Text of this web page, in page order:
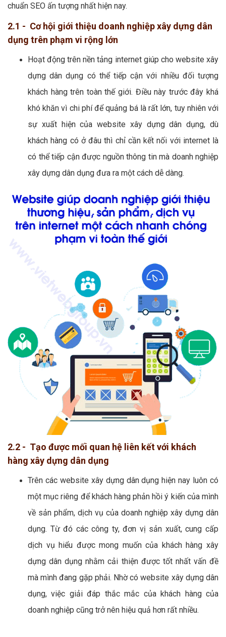
chuẩn SEO ấn tượng nhất hiện nay.
2.1 - Cơ hội giới thiệu doanh nghiệp xây dựng dân
dụng trên phạm vi rộng lớn
Hoạt động trên nền tảng internet giúp cho website xây
dựng dân dụng có thể tiếp cận với nhiều đối tượng
khách hàng trên toàn thế giới. Điều này trước đây khá
khó khăn vì chi phí để quảng bá là rất lớn, tuy nhiên với
sự xuất hiện của website xây dựng dân dụng, dù
khách hàng có ở đâu thì chỉ cần kết nối với internet là
có thể tiếp cận được nguồn thông tin mà doanh nghiệp
xây dựng dân dụng đưa ra một cách dễ dàng.
2.2 - Tạo được mối quan hệ liên kết với khách
hàng xây dựng dân dụng
Trên các website xây dựng dân dụng hiện nay luôn có
một mục riêng để khách hàng phản hồi ý kiến của mình
về sản phẩm, dịch vụ của doanh nghiệp xây dựng dân
dụng. Từ đó các công ty, đơn vị sản xuất, cung cấp
dịch vụ hiểu được mong muốn của khách hàng xây
dựng dân dụng nhằm cải thiện được tốt nhất vấn đề
mà mình đang gặp phải. Nhờ có website xây dựng dân
dụng, việc giải đáp thắc mắc của khách hàng của
doanh nghiệp cũng trở nên hiệu quả hơn rất nhiều.